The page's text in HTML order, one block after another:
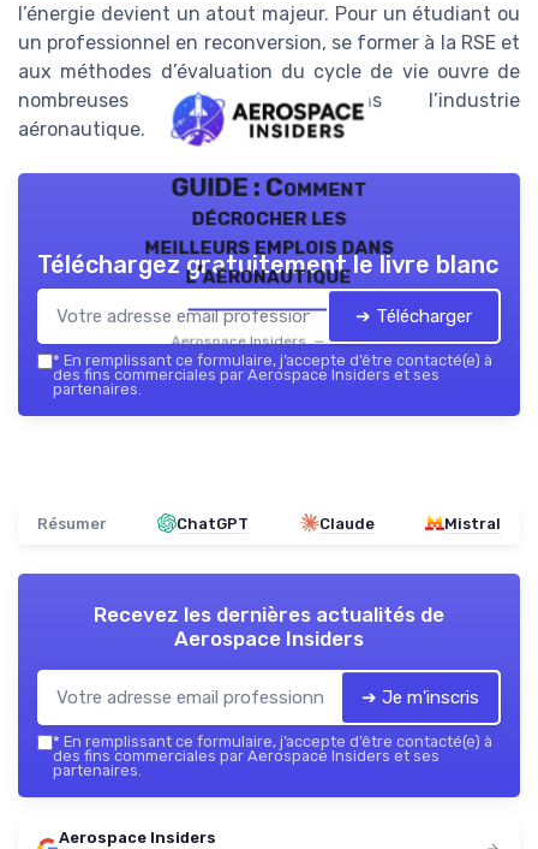
l’énergie devient un atout majeur. Pour un étudiant ou
un professionnel en reconversion, se former à la RSE et
aux méthodes d’évaluation du cycle de vie ouvre de
nombreuses opportunités dans l’industrie
aéronautique.
GUIDE : Comment
décrocher les
meilleurs emplois dans
l’aéronautique
Aerospace Insiders — 2026
Téléchargez gratuitement le livre blanc
➔ Télécharger
* En remplissant ce formulaire, j’accepte d’être contacté(e) à
des fins commerciales par Aerospace Insiders et ses
partenaires.
Résumer ChatGPT Claude Mistral
Recevez les dernières actualités de
Aerospace Insiders
➔ Je m'inscris
* En remplissant ce formulaire, j’accepte d’être contacté(e) à
des fins commerciales par Aerospace Insiders et ses
partenaires.
Aerospace Insiders